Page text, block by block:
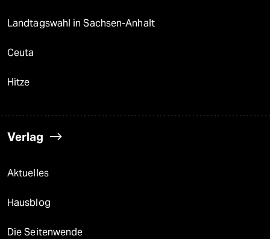
Landtagswahl in Sachsen-Anhalt
Ceuta
Hitze
Verlag
Aktuelles
Hausblog
Die Seitenwende